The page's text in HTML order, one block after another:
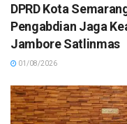
DPRD Kota
Pengabdian Jaga
Jambore Satlinmas
01/08/2026